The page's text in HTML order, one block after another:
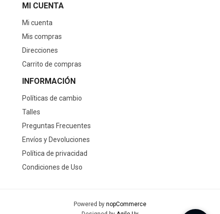
MI CUENTA
Mi cuenta
Mis compras
Direcciones
Carrito de compras
INFORMACIÓN
Políticas de cambio
Talles
Preguntas Frecuentes
Envíos y Devoluciones
Política de privacidad
Condiciones de Uso
Powered by nopCommerce